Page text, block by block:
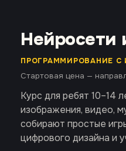
Нейросети
ПРОГРАММИРОВАНИЕ С
Стартовая цена —
Курс для ребят 10–14
изображения, видео,
собирают простые
цифрового дизайна и